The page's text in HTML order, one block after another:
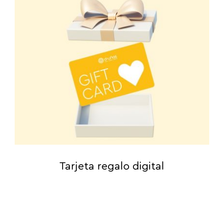
Tarjeta regalo digital